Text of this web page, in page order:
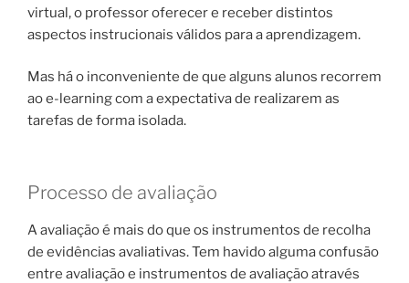
virtual, o professor oferecer e receber distintos
aspectos instrucionais válidos para a aprendizagem.
Mas há o inconveniente de que alguns alunos recorrem
ao e-learning com a expectativa de realizarem as
tarefas de forma isolada.
Processo de avaliação
A avaliação é mais do que os instrumentos de recolha
de evidências avaliativas. Tem havido alguma confusão
entre avaliação e instrumentos de avaliação através